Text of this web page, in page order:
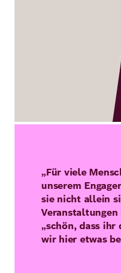
„Für viele
unserem
sie nicht allein
„schön, dass ihr
wir hier etwas